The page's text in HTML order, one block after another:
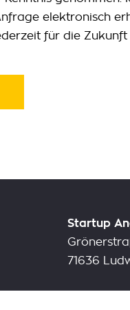
elektronisch
für die
Startup
71636